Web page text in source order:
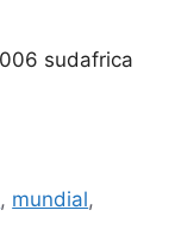
, mundial,